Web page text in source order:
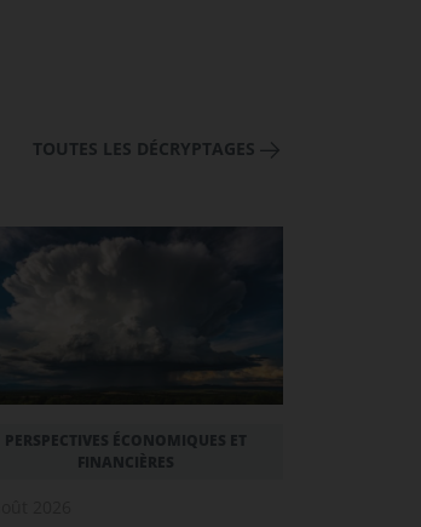
PERSPECTIVES ÉCONOMIQUES ET
FINANCIÈRES
TOUTES LES DÉCRYPTAGES